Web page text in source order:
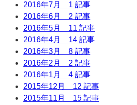
2016年7月 1 記事
2016年6月 2 記事
2016年5月 11 記事
2016年4月 14 記事
2016年3月 8 記事
2016年2月 2 記事
2016年1月 4 記事
2015年12月 12 記事
2015年11月 15 記事